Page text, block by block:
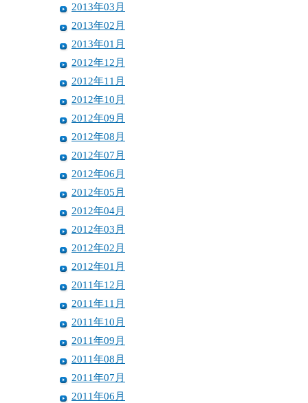
2013年03月
2013年02月
2013年01月
2012年12月
2012年11月
2012年10月
2012年09月
2012年08月
2012年07月
2012年06月
2012年05月
2012年04月
2012年03月
2012年02月
2012年01月
2011年12月
2011年11月
2011年10月
2011年09月
2011年08月
2011年07月
2011年06月